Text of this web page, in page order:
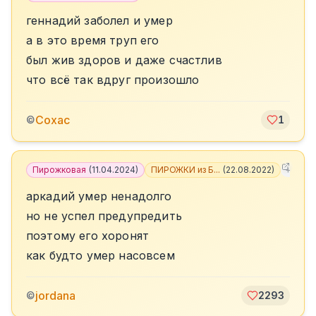
геннадий заболел и умер
а в это время труп его
был жив здоров и даже счастлив
что всё так вдруг произошло
©Сохас 1
Пирожковая (11.04.2024) ПИРОЖКИ из Б... (22.08.2022) +
аркадий умер ненадолго
но не успел предупредить
поэтому его хоронят
как будто умер насовсем
©jordana 2293